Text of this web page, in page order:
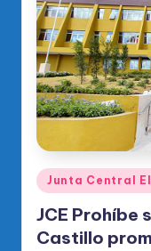
di
c
o
O
fi
ci
al
d
Publicado
en
Junta Central
JCE Prohíbe
Castillo